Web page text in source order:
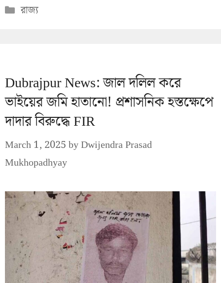
Categories
রাজ্য
Dubrajpur News: জাল দলিল করে
ভাইয়ের জমি হাতানো! প্রশাসনিক হস্তক্ষেপে
দাদার বিরুদ্ধে FIR
March 1, 2025byDwijendra Prasad
Mukhopadhyay